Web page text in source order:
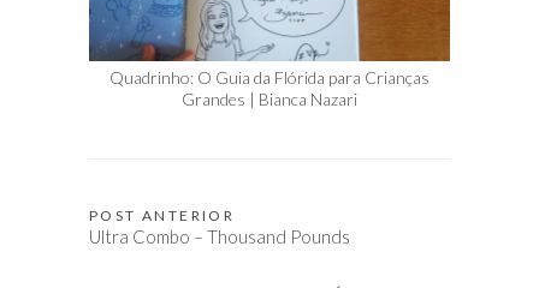
Quadrinho: O Guia da Flórida para Crianças
Grandes | Bianca Nazari
Navegação
POST ANTERIOR
Ultra Combo – Thousand Pounds